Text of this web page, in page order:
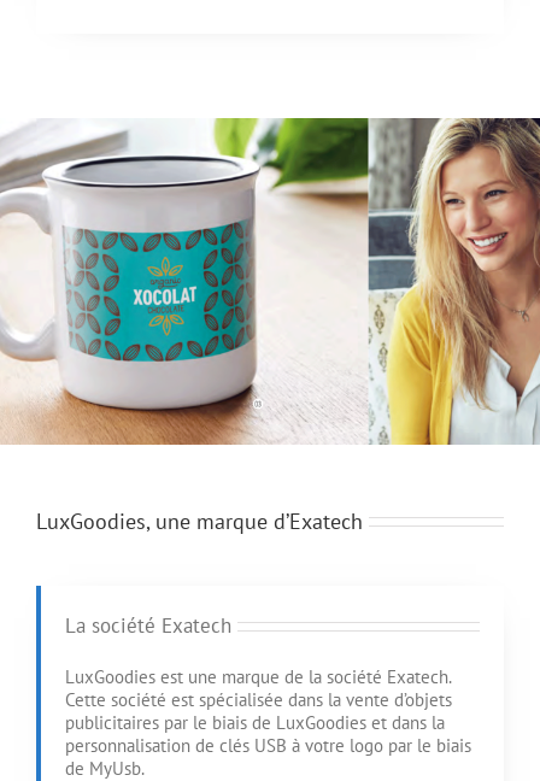
LuxGoodies, une marque d’Exatech
La société Exatech
LuxGoodies est une marque de la société Exatech.
Cette société est spécialisée dans la vente d’objets
publicitaires par le biais de LuxGoodies et dans la
personnalisation de clés USB à votre logo par le biais
de MyUsb.